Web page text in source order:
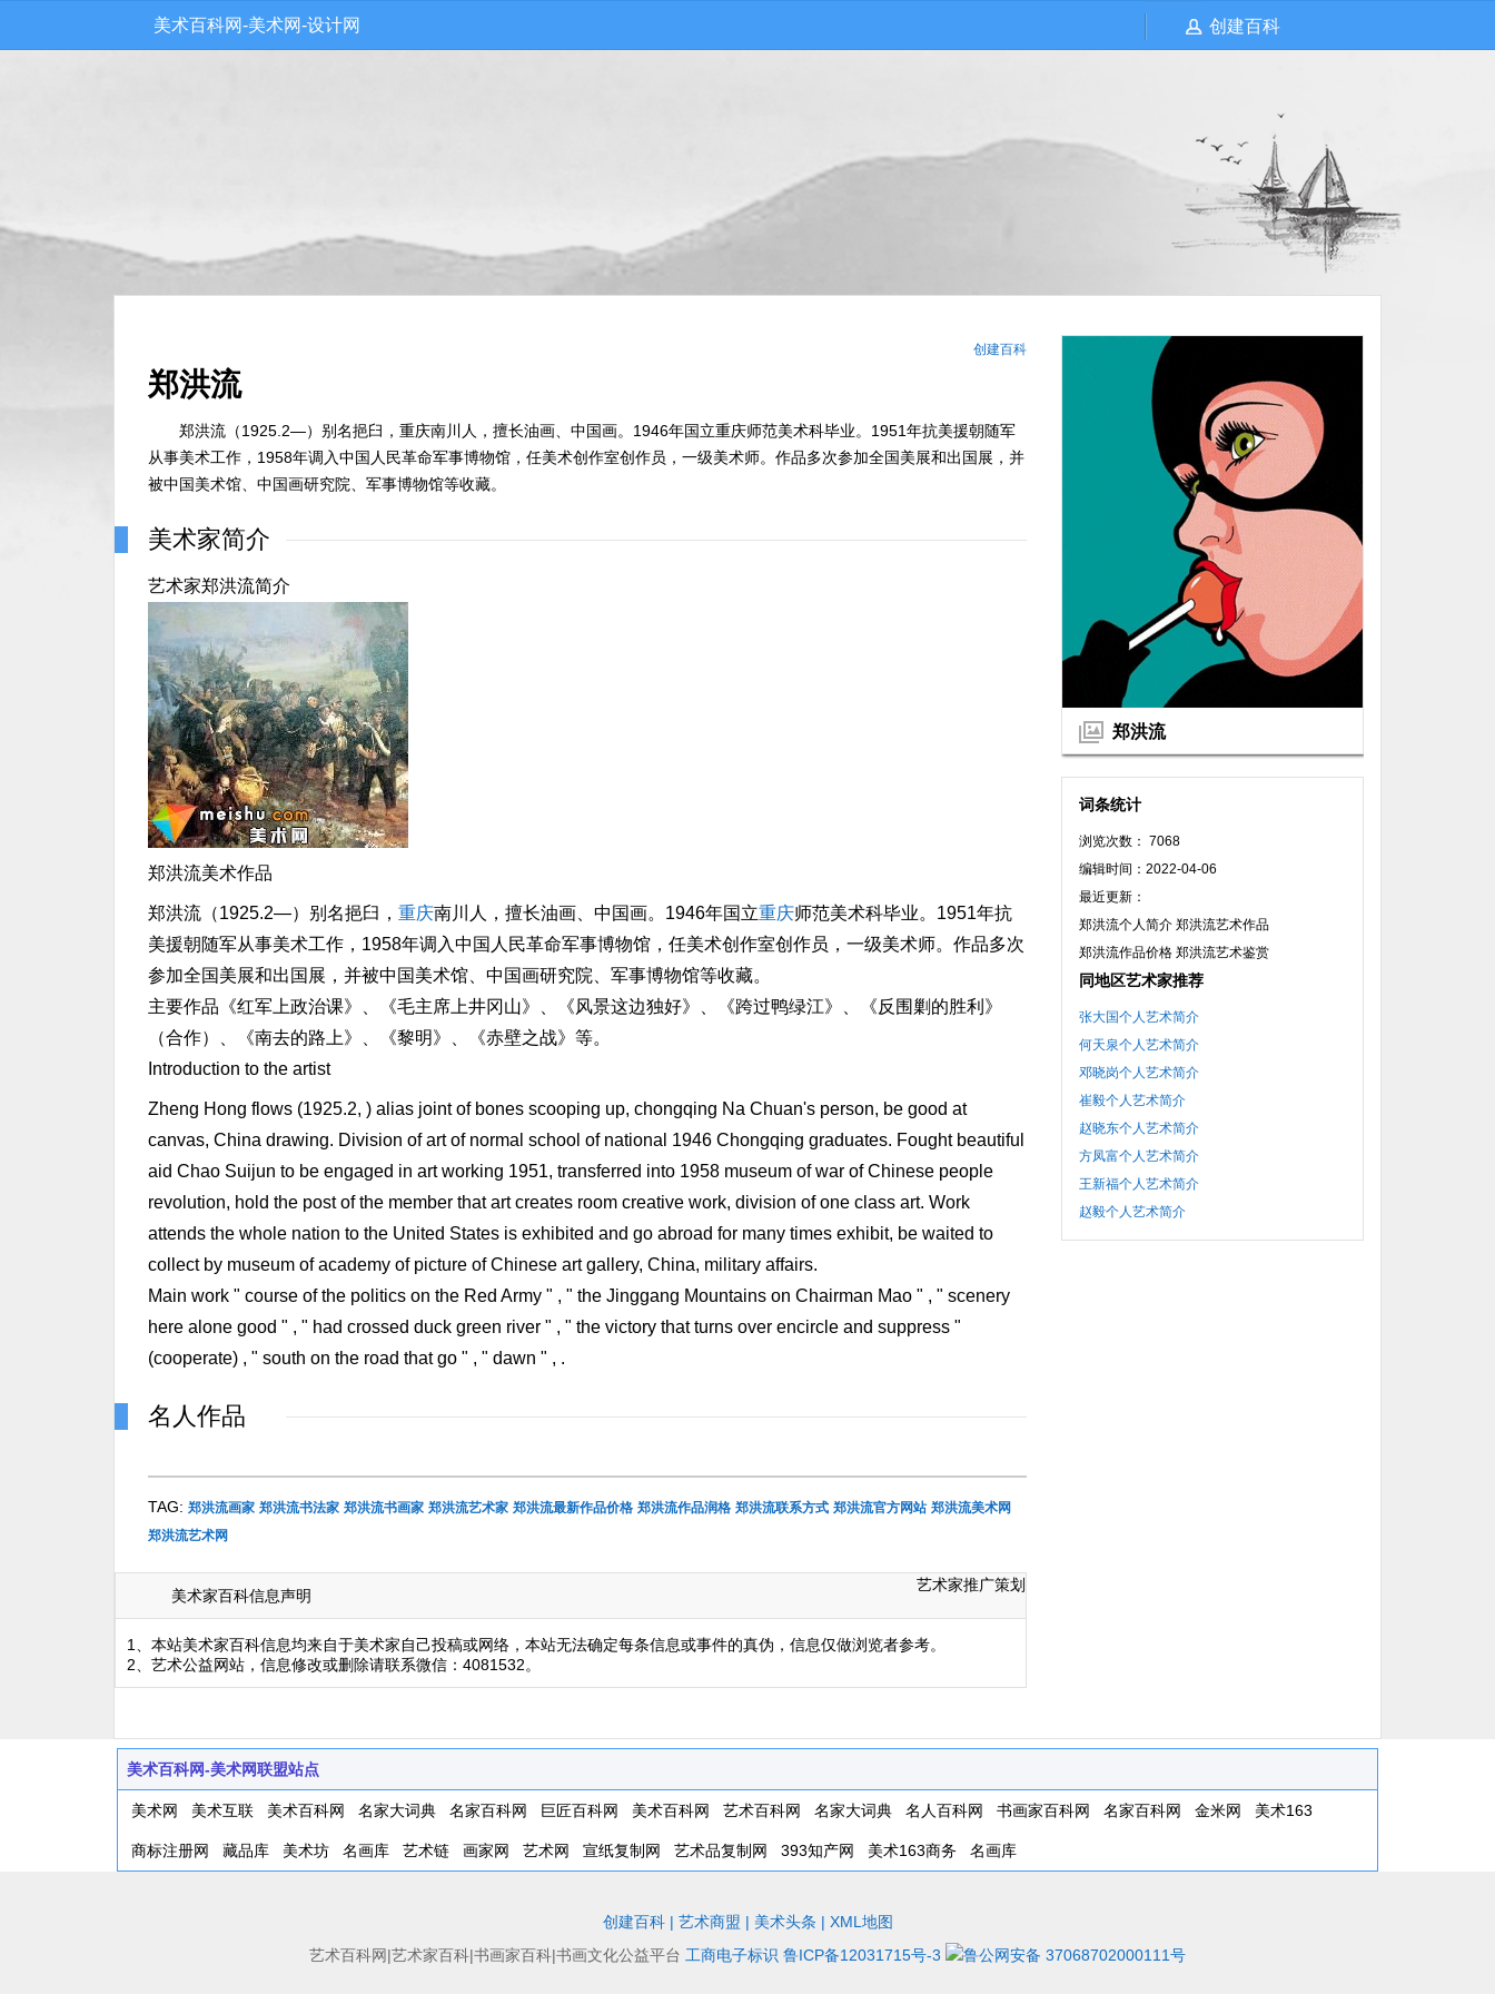
美术百科网-美术网-设计网 创建百科
郑洪流
词条统计
浏览次数： 7068
编辑时间：2022-04-06
最近更新：
郑洪流个人简介 郑洪流艺术作品
郑洪流作品价格 郑洪流艺术鉴赏
同地区艺术家推荐
张大国个人艺术简介
何天泉个人艺术简介
邓晓岗个人艺术简介
崔毅个人艺术简介
赵晓东个人艺术简介
方凤富个人艺术简介
王新福个人艺术简介
赵毅个人艺术简介
创建百科
郑洪流
郑洪流（1925.2—）别名挹臼，重庆南川人，擅长油画、中国画。1946年国立重庆师范美术科毕业。1951年抗美援朝随军
从事美术工作，1958年调入中国人民革命军事博物馆，任美术创作室创作员，一级美术师。作品多次参加全国美展和出国展，并
被中国美术馆、中国画研究院、军事博物馆等收藏。
美术家简介
艺术家郑洪流简介
郑洪流美术作品
郑洪流（1925.2—）别名挹臼， 重庆南川人，擅长油画、中国画。1946年国立重庆师范美术科毕业。1951年抗
美援朝随军从事美术工作，1958年调入中国人民革命军事博物馆，任美术创作室创作员，一级美术师。作品多次
参加全国美展和出国展，并被中国美术馆、中国画研究院、军事博物馆等收藏。
主要作品《红军上政治课》、《毛主席上井冈山》、《风景这边独好》、《跨过鸭绿江》、《反围剿的胜利》
（合作）、《南去的路上》、《黎明》、《赤壁之战》等。
Introduction to the artist
Zheng Hong flows (1925.2, ) alias joint of bones scooping up, chongqing Na Chuan's person, be good at
canvas, China drawing. Division of art of normal school of national 1946 Chongqing graduates. Fought beautiful
aid Chao Suijun to be engaged in art working 1951, transferred into 1958 museum of war of Chinese people
revolution, hold the post of the member that art creates room creative work, division of one class art. Work
attends the whole nation to the United States is exhibited and go abroad for many times exhibit, be waited to
collect by museum of academy of picture of Chinese art gallery, China, military affairs.
Main work " course of the politics on the Red Army " , " the Jinggang Mountains on Chairman Mao " , " scenery
here alone good " , " had crossed duck green river " , " the victory that turns over encircle and suppress "
(cooperate) , " south on the road that go " , " dawn " , .
名人作品
TAG: 郑洪流画家 郑洪流书法家 郑洪流书画家 郑洪流艺术家 郑洪流最新作品价格 郑洪流作品润格 郑洪流联系方式 郑洪流官方网站 郑洪流美术网
郑洪流艺术网
美术家百科信息声明
艺术家推广策划
1、本站美术家百科信息均来自于美术家自己投稿或网络，本站无法确定每条信息或事件的真伪，信息仅做浏览者参考。
2、艺术公益网站，信息修改或删除请联系微信：4081532。
美术百科网-美术网联盟站点
美术网 美术互联 美术百科网 名家大词典 名家百科网 巨匠百科网 美术百科网 艺术百科网 名家大词典 名人百科网 书画家百科网 名家百科网 金米网 美术163
商标注册网 藏品库 美术坊 名画库 艺术链 画家网 艺术网 宣纸复制网 艺术品复制网 393知产网 美术163商务 名画库
创建百科| 艺术商盟 | 美术头条 | XML地图
艺术百科网|艺术家百科|书画家百科|书画文化公益平台 工商电子标识 鲁ICP备12031715号-3 鲁公网安备 37068702000111号